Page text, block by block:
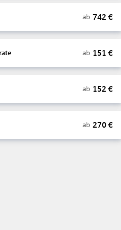
ab 742 €
ab 151 €
ab 152 €
ab 270€